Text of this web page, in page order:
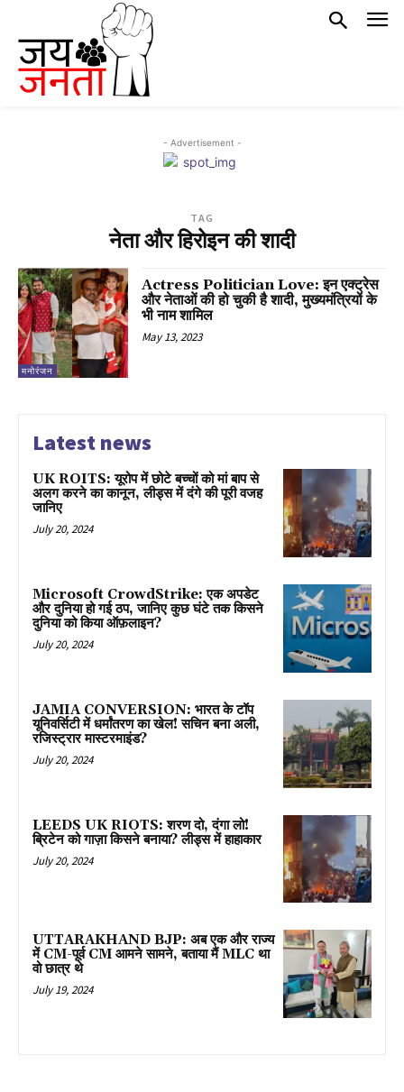
- Advertisement -
TAG
नेता और हिरोइन की शादी
मनोरंजन
Actress Politician Love: इन एक्ट्रेस
और नेताओं की हो चुकी है शादी, मुख्यमंत्रियों के
भी नाम शामिल
May 13, 2023
Latest news
UK ROITS: यूरोप में छोटे बच्चों को मां बाप से
अलग करने का कानून, लीड्स में दंगे की पूरी वजह
जानिए
July 20, 2024
Microsoft CrowdStrike: एक अपडेट
और दुनिया हो गई ठप, जानिए कुछ घंटे तक किसने
दुनिया को किया ऑफ़लाइन?
July 20, 2024
JAMIA CONVERSION: भारत के टॉप
यूनिवर्सिटी में धर्मांतरण का खेल! सचिन बना अली,
रजिस्ट्रार मास्टरमाइंड?
July 20, 2024
LEEDS UK RIOTS: शरण दो, दंगा लो!
ब्रिटेन को गाज़ा किसने बनाया? लीड्स में हाहाकार
July 20, 2024
UTTARAKHAND BJP: अब एक और राज्य
में CM-पूर्व CM आमने सामने, बताया मैं MLC था
वो छात्र थे
July 19, 2024